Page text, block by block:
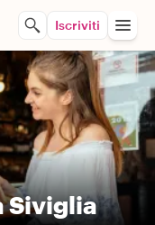
Iscriviti
Siviglia